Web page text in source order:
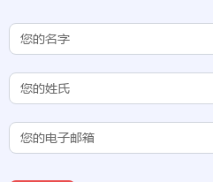
Contact Us
(Chinese
Subdomain)